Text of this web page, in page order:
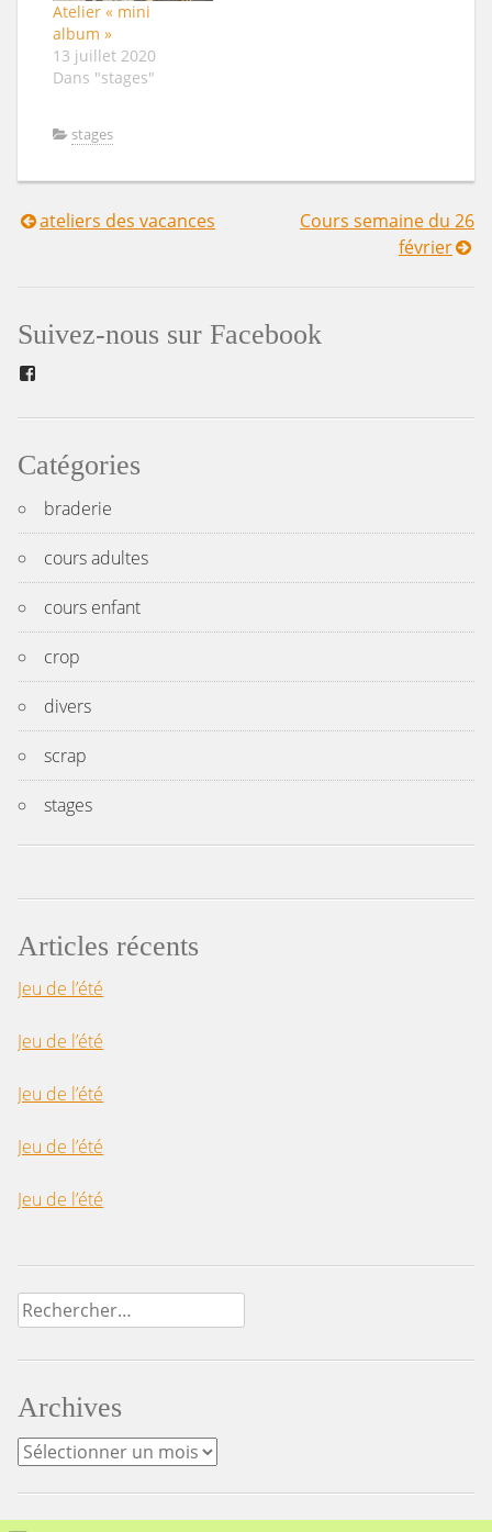
Atelier « mini
album »
13 juillet 2020
Dans "stages"
stages
Navigation
l’article
ateliers des vacances
Cours semaine du 26
février
Suivez-nous sur Facebook
Catégories
braderie
cours adultes
cours enfant
crop
divers
scrap
stages
Articles récents
Jeu de l’été
Jeu de l’été
Jeu de l’été
Jeu de l’été
Jeu de l’été
Rechercher :
Archives
Archives